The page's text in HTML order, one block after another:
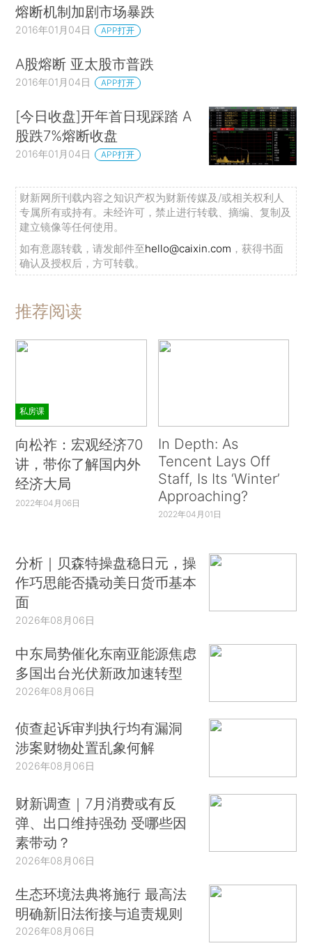
熔断机制加剧市场暴跌
2016年01月04日 APP打开
A股熔断 亚太股市普跌
2016年01月04日 APP打开
[今日收盘]开年首日现踩踏 A
股跌7%熔断收盘
2016年01月04日 APP打开
财新网所刊载内容之知识产权为财新传媒及/或相关权利人
专属所有或持有。未经许可，禁止进行转载、摘编、复制及
建立镜像等任何使用。
如有意愿转载，请发邮件至hello@caixin.com ，获得书面
确认及授权后，方可转载。
推荐阅读
私房课
向松祚：宏观经济70
讲，带你了解国内外
经济大局
2022年04月06日
In Depth: As
Tencent Lays Off
Staff, Is Its ‘Winter’
Approaching?
2022年04月01日
分析｜贝森特操盘稳日元，操
作巧思能否撬动美日货币基本
面
2026年08月06日
中东局势催化东南亚能源焦虑
多国出台光伏新政加速转型
2026年08月06日
侦查起诉审判执行均有漏洞
涉案财物处置乱象何解
2026年08月06日
财新调查｜7月消费或有反
弹、出口维持强劲 受哪些因
素带动？
2026年08月06日
生态环境法典将施行 最高法
明确新旧法衔接与追责规则
2026年08月06日